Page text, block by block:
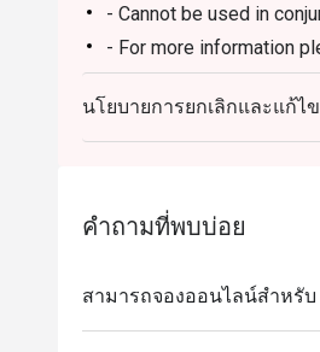
- Cannot be used in
- For more information
- The management
notice.
FAQs
A: The restaurant
A: Peking Duck, Braised
นโยบายการยกเลิกและแก้ไ
คำถามที่พบบ่อย
สามารถจองออนไลน์สำหรับ